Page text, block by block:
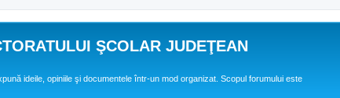
ŞCOLAR JUDEŢEAN
ideile, opiniile şi documentele într-un mod organizat. Scopul forumului este